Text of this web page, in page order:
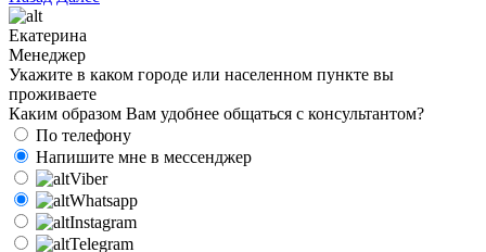
Екатерина
Менеджер
Укажите в каком городе или населенном пункте вы
проживаете
Каким образом Вам удобнее общаться с консультантом?
По телефону
Напишите мне в мессенджер
Viber
Whatsapp
Instagram
Telegram